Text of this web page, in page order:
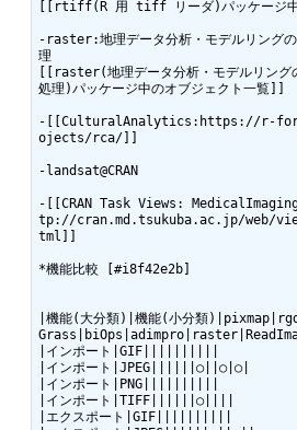
[[rtiff(R 用 tiff リーダ)パッケージ中
-raster:地理データ分析・モデルリングの
理
[[raster(地理データ分析・モデルリング
処理)パッケージ中のオブジェクト一覧]]
-[[CulturalAnalytics:https://r-
ojects/rca/]]
-landsat@CRAN
-[[CRAN Task Views: MedicalImaging
tp://cran.md.tsukuba.ac.jp/web/
tml]]
*機能比較 [#i8f42e2b]
|機能(大分類)|機能(小分類
|インポート|GIF||||||||||
|インポート|JPEG||||||○||○|○|
|インポート|PNG||||||||||
|インポート|TIFF||||||○||||
|エクスポート|GIF||||||||||